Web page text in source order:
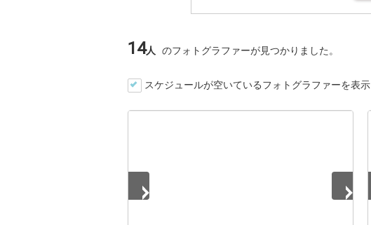
14人 のフォトグラファーが見つかりました。
スケジュールが空いているフォトグラファーを表示